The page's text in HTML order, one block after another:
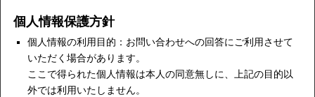
個人情報保護方針
個人情報の利用目的：お問い合わせへの回答にご利用させて
いただく場合があります。
ここで得られた個人情報は本人の同意無しに、上記の目的以
外では利用いたしません。